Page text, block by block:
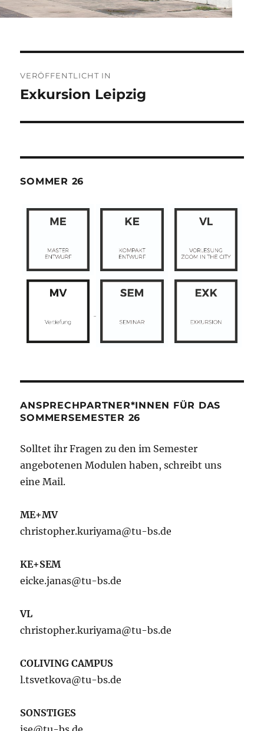
VERÖFFENTLICHT IN
Exkursion Leipzig
SOMMER 26
ANSPRECHPARTNER*INNEN FÜR DAS
SOMMERSEMESTER 26
Solltet ihr Fragen zu den im Semester
angebotenen Modulen haben, schreibt uns
eine Mail.
ME+MV
christopher.kuriyama@tu-bs.de
KE+SEM
eicke.janas@tu-bs.de
VL
christopher.kuriyama@tu-bs.de
COLIVING CAMPUS
l.tsvetkova@tu-bs.de
SONSTIGES